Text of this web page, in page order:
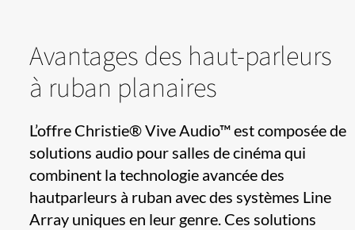
Avantages des haut-parleurs
à ruban planaires
L’offre Christie® Vive Audio™ est composée de
solutions audio pour salles de cinéma qui
combinent la technologie avancée des
hautparleurs à ruban avec des systèmes Line
Array uniques en leur genre. Ces solutions